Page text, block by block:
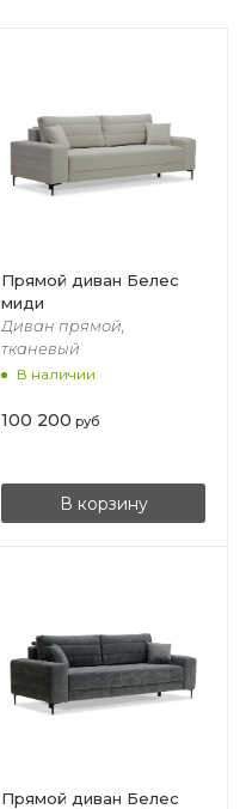
Прямой диван Белес
миди
Диван прямой,
тканевый
В наличии
100 200 руб
В корзину
Прямой диван Белес